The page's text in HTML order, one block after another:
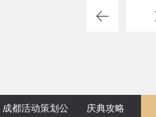
成都活动策划公 庆典攻略